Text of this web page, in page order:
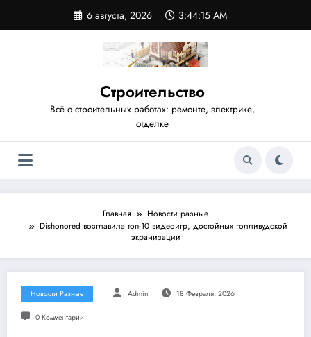
содержимому
6 августа, 2026 3:44:16 AM
Строительство
Всё о строительных работах: ремонте, электрике,
отделке
Главная
Новости разные
Dishonored возглавила топ-10 видеоигр, достойных голливудской
экранизации
Новости Разные Admin 18 Февраля, 2026
0 Комментарии